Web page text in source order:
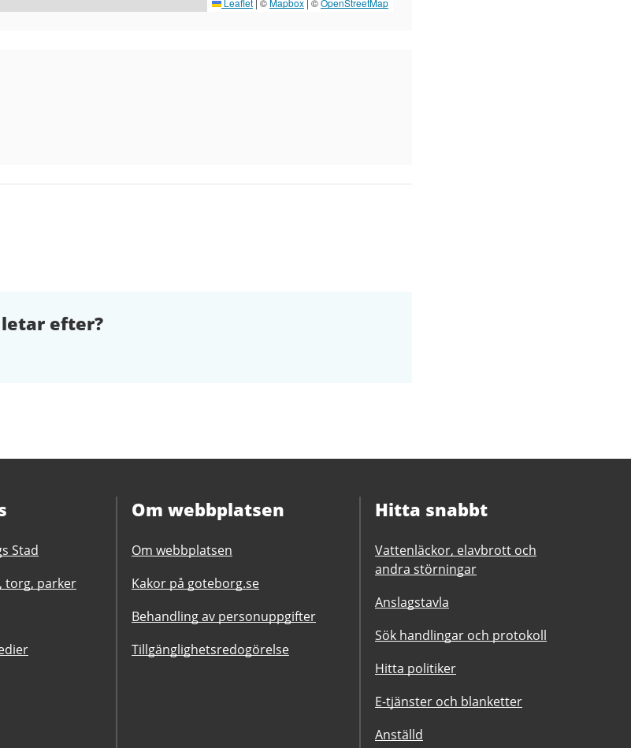
efter?
Stad
torg, parker
Om webbplatsen
Om webbplatsen
Kakor på goteborg.se
Behandling av personuppgifter
Tillgänglighetsredogörelse
Hitta snabbt
Vattenläckor, elavbrott och
andra störningar
Anslagstavla
Sök handlingar och protokoll
Hitta politiker
E-tjänster och blanketter
Anställd